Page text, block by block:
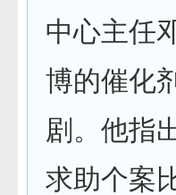
中心主任
博的催化
剧。他指
求助个案